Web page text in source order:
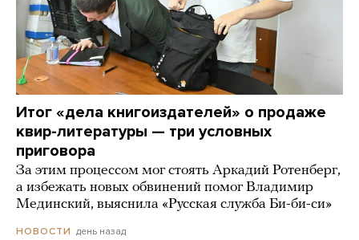
Итог «дела книгоиздателей» о продаже
квир-литературы — три условных
приговора
За этим процессом мог стоять Аркадий Ротенберг,
а избежать новых обвинений помог Владимир
Мединский, выяснила «Русская служба Би-би-си»
НОВОСТИ день назад